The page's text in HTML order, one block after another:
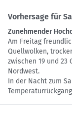
Vorhersage für
Zunehmender
Am Freitag
Quellwolken,
zwischen 19 und 23
Nordwest.
In der Nacht zum